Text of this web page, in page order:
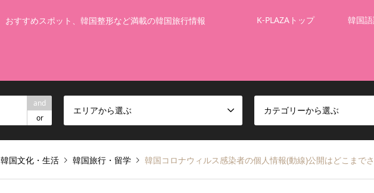
おすすめスポット、韓国整形など満載の韓国旅行情報 K-PLAZAトップ 韓国
and
or
エリアから選ぶ カテゴリーから選ぶ
韓国文化・生活 韓国旅行・留学 韓国コロナウィルス感染者の個人情報(動線)公開はどこまで